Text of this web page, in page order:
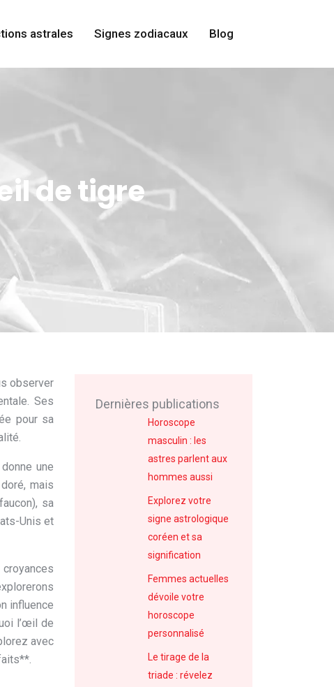
astrales Signes zodiacaux Blog
de tigre
observer
Ses
pour sa
une
mais
sa
Unis et
influence
l’œil de
avec
Dernières publications
Horoscope
masculin : les
astres parlent aux
hommes aussi
Explorez votre
signe astrologique
coréen et sa
signification
Femmes actuelles
dévoile votre
horoscope
personnalisé
Le tirage de la
triade : révelez